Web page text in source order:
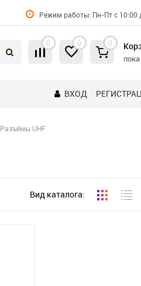
Режим работы: Пн-Пт с 10:00
0 0 0
ВХОД
Разъёмы UHF
Вид каталога: